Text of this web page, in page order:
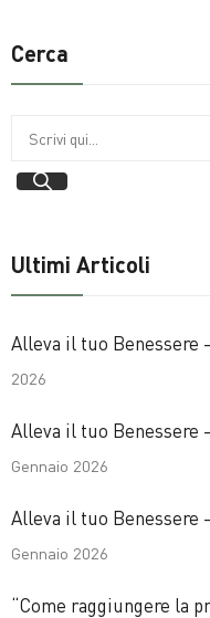
Cerca
Ultimi Articoli
Alleva il tuo Benessere
2026
Alleva il tuo Benessere
Gennaio 2026
Alleva il tuo Benessere
Gennaio 2026
“Come raggiungere la